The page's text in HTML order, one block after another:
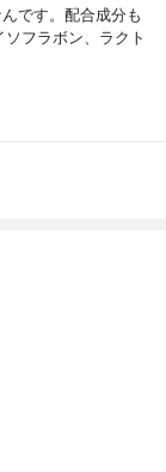
です。配合成分も
フラボン、ラクト